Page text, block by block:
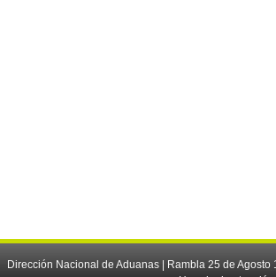
Dirección Nacional de Aduanas | Rambla 25 de